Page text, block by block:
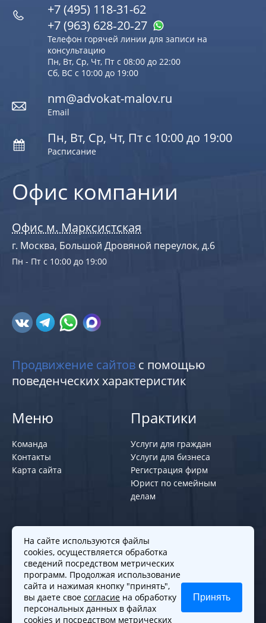
Офис компании
Офис м. Марксистская
г. Москва, Большой Дровяной переулок, д.6
Пн - Пт с 10:00 до 19:00
+7 (495) 118-31-62
+7 (963) 628‑20‑27
Телефон горячей линии для записи на
консультацию
Пн, Вт, Ср, Чт, Пт с 08:00 до 22:00
Сб, ВС с 10:00 до 19:00
nm@advokat-malov.ru
Email
Пн, Вт, Ср, Чт, Пт с 10:00 до 19:00
Расписание
Продвижение сайтов с помощью
поведенческих характеристик
Меню
Команда
Контакты
Карта сайта
Практики
Услуги для граждан
Услуги для бизнеса
Регистрация фирм
Юрист по семейным
делам
Политики и правила
Политика обработки персональных
данных
Согласие на обработку cookies
Согласие на обработку персональных
данных
На сайте используются файлы
cookies, осуществляется обработка
сведений посредством метрических
программ. Продолжая использование
сайта и нажимая кнопку "принять",
вы даете свое согласие на обработку
персональных данных в файлах
cookies и посредством метрических
Принять